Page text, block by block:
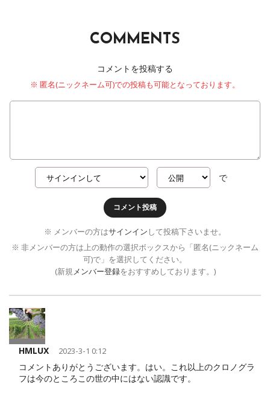
COMMENTS
コメントを投稿する
※ 匿名(ニックネーム可)での投稿も可能となっております。
で
コメント投稿
※ メンバーの方はサインイン して投稿下さいませ。
※ 非メンバーの方は上の動作の選択ボックスから「匿名(ニックネーム
可)で」を選択してください。
(新規メンバー登録をおすすめしております。)
HMLUX 2023-3-1 0:12
コメントありがとうございます。はい。これ以上のクロノグラ
フは今のところこの世の中にはない認識です。